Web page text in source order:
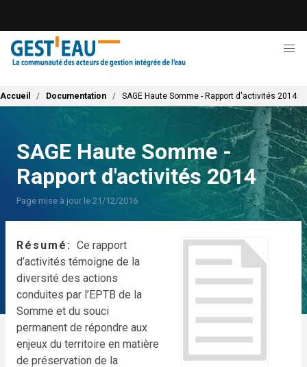
contenu
principal
Fil d'Ariane
Accueil Documentation SAGE Haute Somme - Rapport d'activités 2014
SAGE Haute Somme -
Rapport d'activités 2014
Page mise à jour le 21/12/2016
Résumé
Ce rapport
d’activités témoigne de la
diversité des actions
conduites par l’EPTB de la
Somme et du souci
permanent de répondre aux
enjeux du territoire en matière
de préservation de la